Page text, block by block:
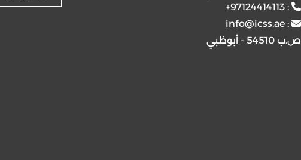
:
+97124414113
:
info@icss.ae
ص.ب 54510 - أبوظبي